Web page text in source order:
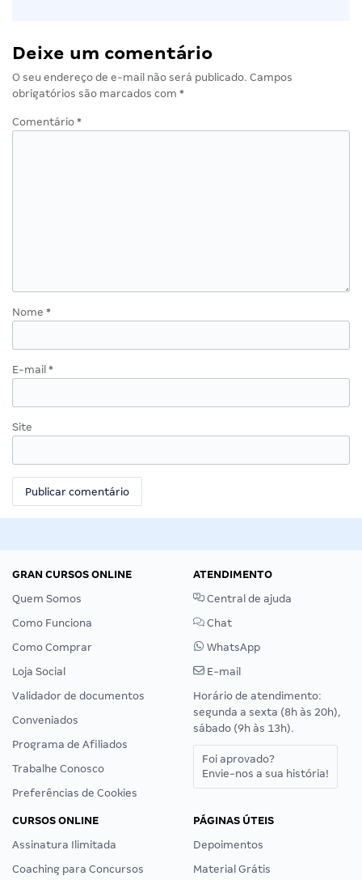
Deixe um comentário
O seu endereço de e-mail não será publicado. Campos
obrigatórios são marcados com *
Comentário *
Nome *
E-mail *
Site
GRAN CURSOS ONLINE
Quem Somos
Como Funciona
Como Comprar
Loja Social
Validador de documentos
Conveniados
Programa de Afiliados
Trabalhe Conosco
Preferências de Cookies
ATENDIMENTO
Central de ajuda
Chat
WhatsApp
E-mail
Horário de atendimento:
segunda a sexta (8h às 20h),
sábado (9h às 13h).
Foi aprovado?
Envie-nos a sua história!
CURSOS ONLINE
Assinatura Ilimitada
Coaching para Concursos
PÁGINAS ÚTEIS
Depoimentos
Material Grátis